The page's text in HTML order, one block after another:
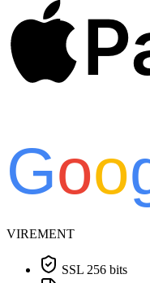
Goo
VIREMENT
SSL 256 bits